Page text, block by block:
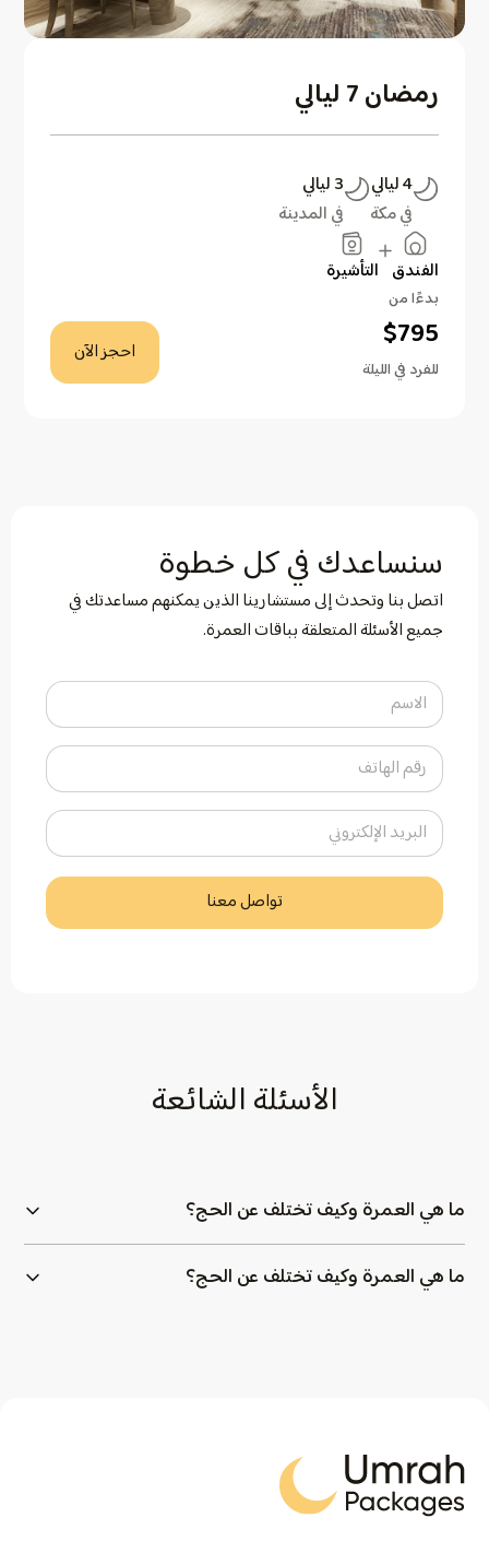
رمضان 7 ليالي
4ليالي
في مكة
3ليالي
في المدينة
الفندق التأشيرة
بدءًا من
$795
للفرد في الليلة
احجز الآن
سنساعدك في كل خطوة
اتصل بنا وتحدث إلى مستشارينا الذين يمكنهم مساعدتك في
جميع الأسئلة المتعلقة بباقات العمرة.
تواصل معنا
الأسئلة الشائعة
ما هي العمرة وكيف تختلف عن الحج؟
ما هي العمرة وكيف تختلف عن الحج؟